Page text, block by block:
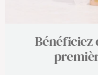
Bénéficiez